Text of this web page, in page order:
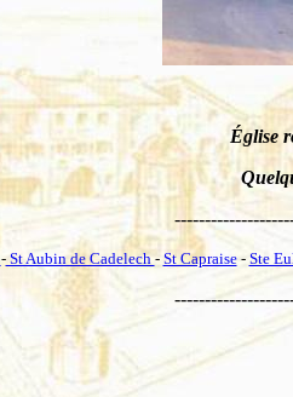
Église
-St Aubin de Cadelech- St Capraise- Ste